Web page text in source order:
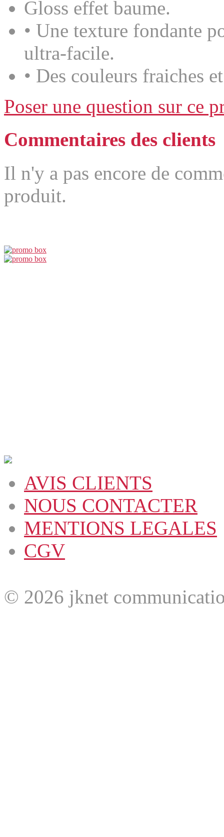
Gloss effet baume.
• Une texture fondante
ultra-facile.
• Des couleurs fraiches
Poser une question sur ce
Commentaires des clients
Il n'y a pas encore de
produit.
AVIS CLIENTS
NOUS CONTACTER
MENTIONS LEGALES
CGV
© 2026 jknet